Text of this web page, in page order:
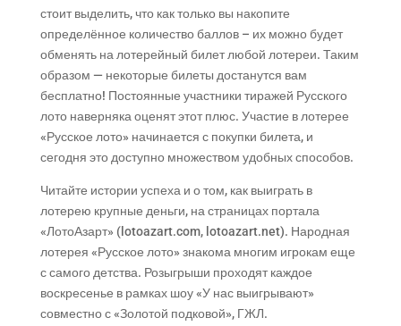
стоит выделить, что как только вы накопите
определённое количество баллов – их можно будет
обменять на лотерейный билет любой лотереи. Таким
образом — некоторые билеты достанутся вам
бесплатно! Постоянные участники тиражей Русского
лото наверняка оценят этот плюс. Участие в лотерее
«Русское лото» начинается с покупки билета, и
сегодня это доступно множеством удобных способов.
Читайте истории успеха и о том, как выиграть в
лотерею крупные деньги, на страницах портала
«ЛотоАзарт» (lotoazart.com, lotoazart.net). Народная
лотерея «Русское лото» знакома многим игрокам еще
с самого детства. Розыгрыши проходят каждое
воскресенье в рамках шоу «У нас выигрывают»
совместно с «Золотой подковой», ГЖЛ.